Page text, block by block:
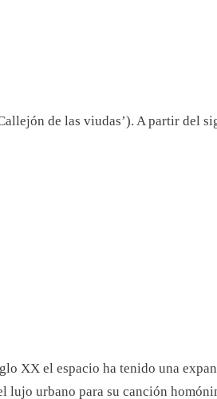
de las viudas’). A partir del
XX el espacio ha tenido una
lujo urbano para su canción